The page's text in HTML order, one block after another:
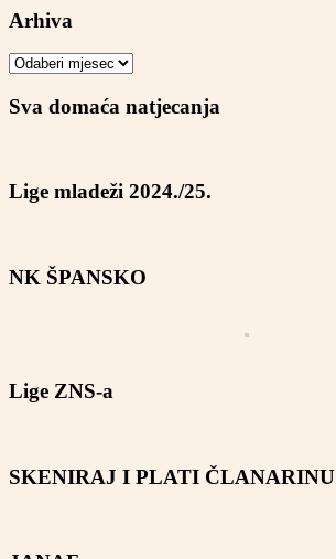
Arhiva
Arhiva
Sva domaća natjecanja
Lige mladeži 2024./25.
NK ŠPANSKO
Lige ZNS-a
SKENIRAJ I PLATI ČLANARINU